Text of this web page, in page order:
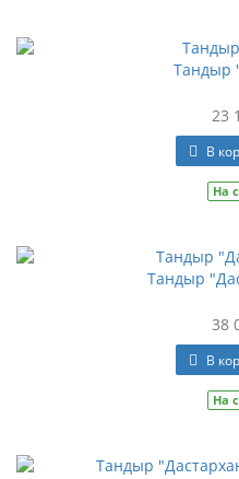
Тандыр
23
В
На
Тандыр
38
В
На